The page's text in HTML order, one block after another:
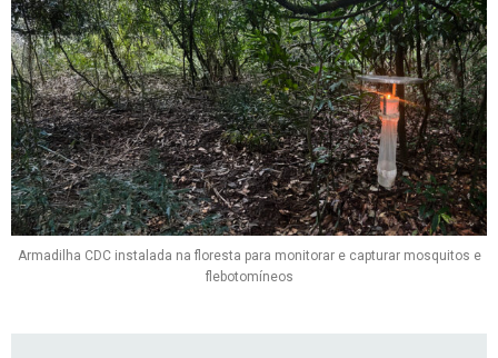
Armadilha CDC instalada na floresta para monitorar e capturar mosquitos e
flebotomíneos